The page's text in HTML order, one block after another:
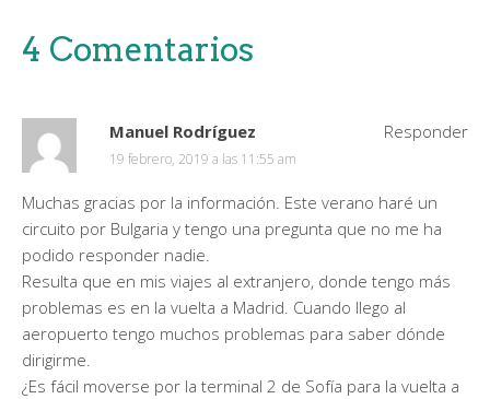
4 Comentarios
Manuel Rodríguez
19 febrero, 2019 a las 11:55 am
Muchas gracias por la información. Este verano haré un
circuito por Bulgaria y tengo una pregunta que no me ha
podido responder nadie.
Resulta que en mis viajes al extranjero, donde tengo más
problemas es en la vuelta a Madrid. Cuando llego al
aeropuerto tengo muchos problemas para saber dónde
dirigirme.
¿Es fácil moverse por la terminal 2 de Sofía para la vuelta a
Responder